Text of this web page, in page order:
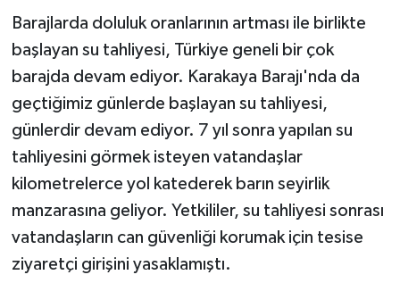
Barajlarda doluluk oranlarının artması ile birlikte
başlayan su tahliyesi, Türkiye geneli bir çok
barajda devam ediyor. Karakaya Barajı'nda da
geçtiğimiz günlerde başlayan su tahliyesi,
günlerdir devam ediyor. 7 yıl sonra yapılan su
tahliyesini görmek isteyen vatandaşlar
kilometrelerce yol katederek barın seyirlik
manzarasına geliyor. Yetkililer, su tahliyesi sonrası
vatandaşların can güvenliği korumak için tesise
ziyaretçi girişini yasaklamıştı.